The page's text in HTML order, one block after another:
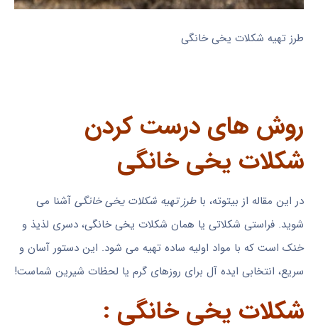
طرز تهیه شکلات یخی خانگی
روش های درست کردن
شکلات یخی خانگی
در این مقاله از بیتوته، باطرز تهیه شکلات یخی خانگی آشنا می
شوید. فراستی شکلاتی یا همان شکلات یخی خانگی، دسری لذیذ و
خنک است که با مواد اولیه ساده تهیه می شود. این دستور آسان و
سریع، انتخابی ایده آل برای روزهای گرم یا لحظات شیرین شماست!
شکلات یخی خانگی :